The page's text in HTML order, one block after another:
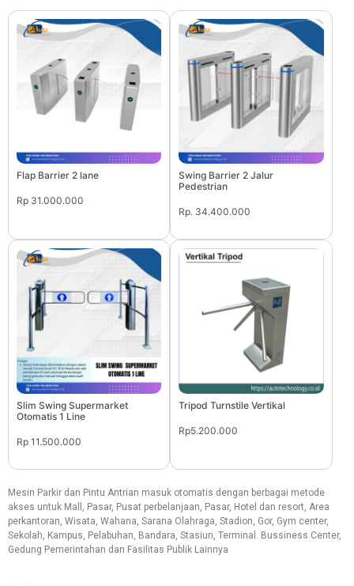
Flap Barrier 2 lane
Rp 31.000.000
Swing Barrier 2 Jalur
Pedestrian
Rp. 34.400.000
Slim Swing Supermarket
Otomatis 1 Line
Rp 11.500.000
Tripod Turnstile Vertikal
Rp5.200.000
Mesin Parkir dan Pintu Antrian masuk otomatis dengan berbagai metode
akses untuk Mall, Pasar, Pusat perbelanjaan, Pasar, Hotel dan resort, Area
perkantoran, Wisata, Wahana, Sarana Olahraga, Stadion, Gor, Gym center,
Sekolah, Kampus, Pelabuhan, Bandara, Stasiun, Terminal. Bussiness Center,
Gedung Pemerintahan dan Fasilitas Publik Lainnya